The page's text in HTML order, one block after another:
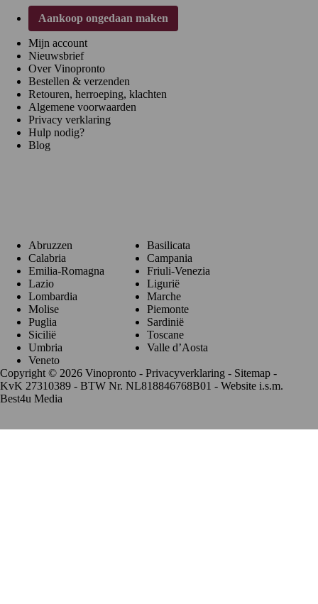
Aankoop ongedaan maken
Mijn account
Nieuwsbrief
Over Vinopronto
Bestellen & verzenden
Retouren, herroeping, klachten
Algemene voorwaarden
Privacy verklaring
Hulp nodig?
Blog
Abruzzen
Basilicata
Calabria
Campania
Emilia-Romagna
Friuli-Venezia
Lazio
Ligurië
Lombardia
Marche
Molise
Piemonte
Puglia
Sardinië
Sicilië
Toscane
Umbria
Valle d’Aosta
Veneto
Copyright © 2026 Vinopronto - Privacyverklaring - Sitemap -
KvK 27310389 - BTW Nr. NL818846768B01 - Website i.s.m.
Best4u Media